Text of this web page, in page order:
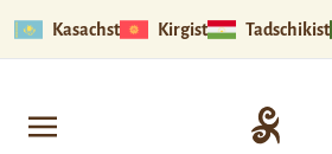
Kasachstan Kirgistan